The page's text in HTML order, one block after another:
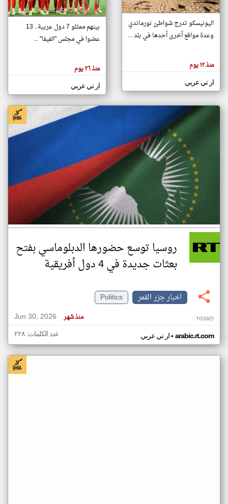
تغيير الدولة
اخبار جزر القمر على مدار الساعة
أهم اخبار جزر القمر العاجلة والمباشرة
هنا عن
وجهة
كاتبيها.
اليونيسكو تدرج شواطئ نورماندي
وعدة مواقع أخرى أحدها في بلد ...
منذ ١٢ يوم
ار تي عربي
بينهم ممثلو 7 دول عربية.. 13
عضوا في مجلس "الفيفا" ...
منذ ٢٦ يوم
ار تي عربي
روسيا توسع حضورها الدبلوماسي بفتح
بعثات جديدة في 4 دول أفريقية
اخبار جزر القمر
Politics
Jun 30, 2026
منذ شهر TG39ZI
ار تي عربي• arabic.rt.com عدد الكلمات: ٢٢٨
klyoum.com